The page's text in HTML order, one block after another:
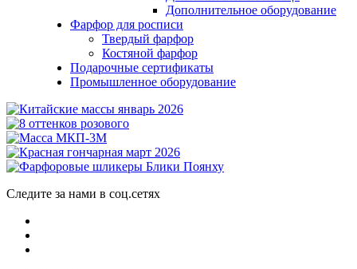
Дополнительное оборудование
Фарфор для росписи
Твердый фарфор
Костяной фарфор
Подарочные сертификаты
Промышленное оборудование
Следите за нами в соц.сетях